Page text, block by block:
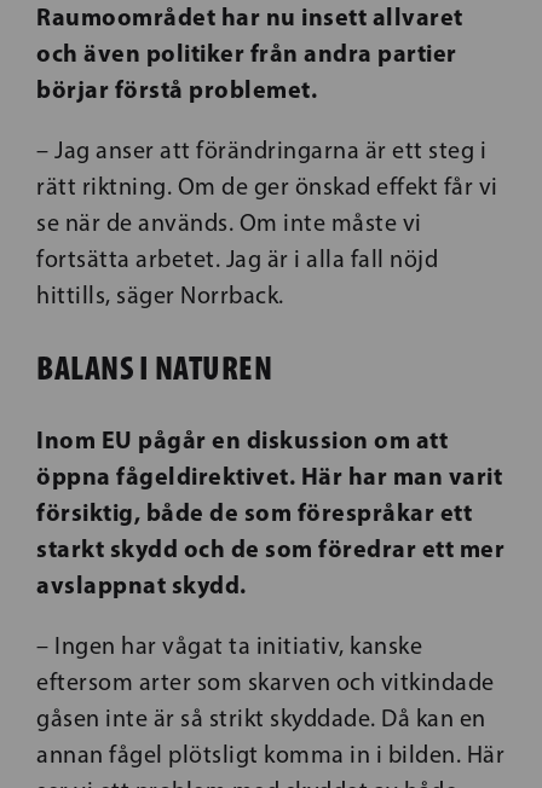
Raumoområdet har nu insett allvaret
och även politiker från andra partier
börjar förstå problemet.
– Jag anser att förändringarna är ett steg i
rätt riktning. Om de ger önskad effekt får vi
se när de används. Om inte måste vi
fortsätta arbetet. Jag är i alla fall nöjd
hittills, säger Norrback.
BALANS I NATUREN
Inom EU pågår en diskussion om att
öppna fågeldirektivet. Här har man varit
försiktig, både de som förespråkar ett
starkt skydd och de som föredrar ett mer
avslappnat skydd.
– Ingen har vågat ta initiativ, kanske
eftersom arter som skarven och vitkindade
gåsen inte är så strikt skyddade. Då kan en
annan fågel plötsligt komma in i bilden. Här